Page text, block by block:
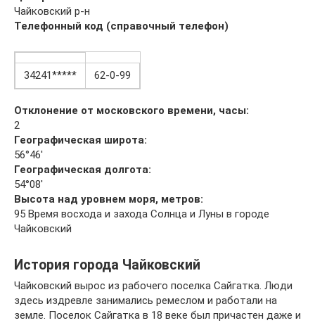
Чайковский р-н
Телефонный код (справочный телефон)
34241***** 62-0-99
Отклонение от московского времени, часы:
2
Географическая широта:
56°46′
Географическая долгота:
54°08′
Высота над уровнем моря, метров:
95 Время восхода и захода Солнца и Луны в городе
Чайковский
История города Чайковский
Чайковский вырос из рабочего поселка Сайгатка. Люди
здесь издревле занимались ремеслом и работали на
земле. Поселок Сайгатка в 18 веке был причастен даже и